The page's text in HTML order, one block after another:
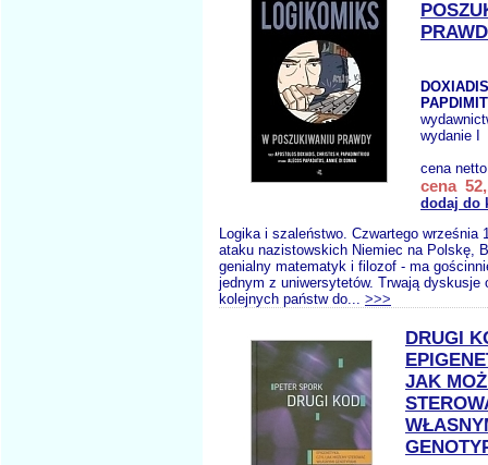
wydanie I
cena
cena
dodaj do
Logika i szaleństwo. Czwartego września
ataku nazistowskich Niemiec na Polskę,
genialny matematyk i filozof - ma
jednym z uniwersytetów. Trwają dyskusje
kolejnych państw do... >>>
DRUGI
JAK